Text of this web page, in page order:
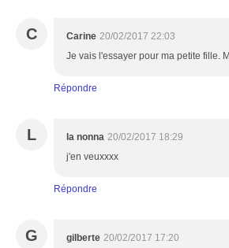
C Carine 20/02/2017 22:03
Je vais l'essayer pour ma petite fille.
Répondre
L la nonna 20/02/2017 18:29
j'en veuxxxx
Répondre
G gilberte 20/02/2017 17:20